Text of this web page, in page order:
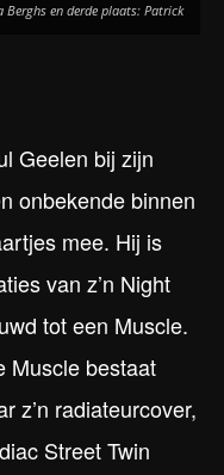
Berghs en derde plaats: Patrick
Geelen bij zijn
onbekende binnen
mee. Hij is
van z’n Night
tot een Muscle.
Muscle bestaat
z’n radiateurcover,
Street Twin